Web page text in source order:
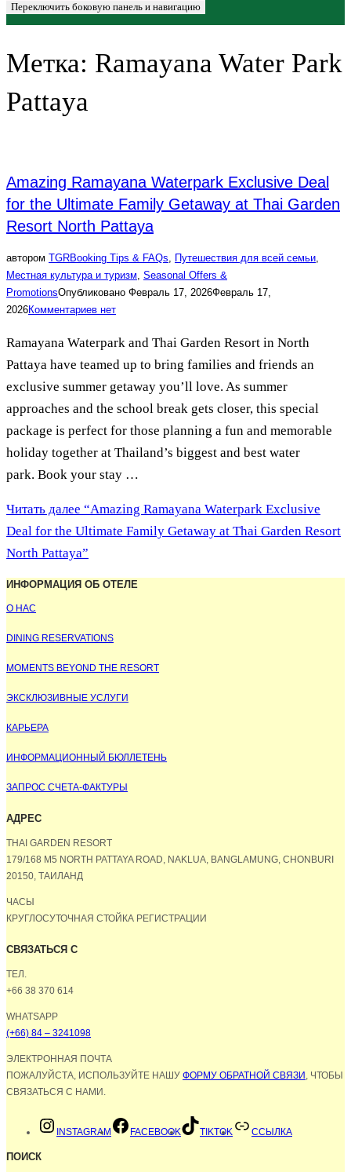
Переключить боковую панель и навигацию
Метка: Ramayana Water Park
Pattaya
Amazing Ramayana Waterpark Exclusive Deal
for the Ultimate Family Getaway at Thai Garden
Resort North Pattaya
автором TGRBooking Tips & FAQs, Путешествия для всей семьи,
Местная культура и туризм, Seasonal Offers &
PromotionsОпубликовано Февраль 17, 2026Февраль 17,
2026Комментариев нет
Ramayana Waterpark and Thai Garden Resort in North
Pattaya have teamed up to bring families and friends an
exclusive summer getaway you’ll love. As summer
approaches and the school break gets closer, this special
package is perfect for those planning a fun and memorable
holiday together at Thailand’s biggest and best water
park. Book your stay …
Читать далее “Amazing Ramayana Waterpark Exclusive
Deal for the Ultimate Family Getaway at Thai Garden Resort
North Pattaya”
ИНФОРМАЦИЯ ОБ ОТЕЛЕ
О НАС
DINING RESERVATIONS
MOMENTS BEYOND THE RESORT
ЭКСКЛЮЗИВНЫЕ УСЛУГИ
КАРЬЕРА
ИНФОРМАЦИОННЫЙ БЮЛЛЕТЕНЬ
ЗАПРОС СЧЕТА-ФАКТУРЫ
АДРЕС
THAI GARDEN RESORT
179/168 M5 NORTH PATTAYA ROAD, NAKLUA, BANGLAMUNG, CHONBURI
20150, ТАИЛАНД
ЧАСЫ
КРУГЛОСУТОЧНАЯ СТОЙКА РЕГИСТРАЦИИ
СВЯЗАТЬСЯ С
ТЕЛ.
+66 38 370 614
WHATSAPP
(+66) 84 – 3241098
ЭЛЕКТРОННАЯ ПОЧТА
ПОЖАЛУЙСТА, ИСПОЛЬЗУЙТЕ НАШУ ФОРМУ ОБРАТНОЙ СВЯЗИ , ЧТОБЫ
СВЯЗАТЬСЯ С НАМИ.
INSTAGRAM FACEBOOK TIKTOK ССЫЛКА
ПОИСК